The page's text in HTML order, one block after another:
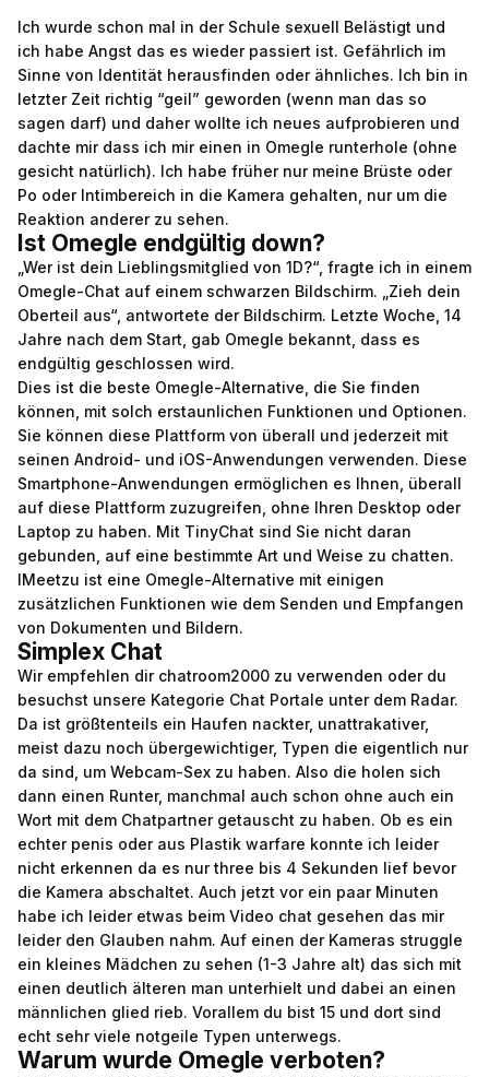
Ich wurde schon mal in der Schule sexuell Belästigt und
ich habe Angst das es wieder passiert ist. Gefährlich im
Sinne von Identität herausfinden oder ähnliches. Ich bin in
letzter Zeit richtig “geil” geworden (wenn man das so
sagen darf) und daher wollte ich neues aufprobieren und
dachte mir dass ich mir einen in Omegle runterhole (ohne
gesicht natürlich). Ich habe früher nur meine Brüste oder
Po oder Intimbereich in die Kamera gehalten, nur um die
Reaktion anderer zu sehen.
Ist Omegle endgültig down?
„Wer ist dein Lieblingsmitglied von 1D?“, fragte ich in einem
Omegle-Chat auf einem schwarzen Bildschirm. „Zieh dein
Oberteil aus“, antwortete der Bildschirm. Letzte Woche, 14
Jahre nach dem Start, gab Omegle bekannt, dass es
endgültig geschlossen wird.
Dies ist die beste Omegle-Alternative, die Sie finden
können, mit solch erstaunlichen Funktionen und Optionen.
Sie können diese Plattform von überall und jederzeit mit
seinen Android- und iOS-Anwendungen verwenden. Diese
Smartphone-Anwendungen ermöglichen es Ihnen, überall
auf diese Plattform zuzugreifen, ohne Ihren Desktop oder
Laptop zu haben. Mit TinyChat sind Sie nicht daran
gebunden, auf eine bestimmte Art und Weise zu chatten.
IMeetzu ist eine Omegle-Alternative mit einigen
zusätzlichen Funktionen wie dem Senden und Empfangen
von Dokumenten und Bildern.
Simplex Chat
Wir empfehlen dir chatroom2000 zu verwenden oder du
besuchst unsere Kategorie Chat Portale unter dem Radar.
Da ist größtenteils ein Haufen nackter, unattrakativer,
meist dazu noch übergewichtiger, Typen die eigentlich nur
da sind, um Webcam-Sex zu haben. Also die holen sich
dann einen Runter, manchmal auch schon ohne auch ein
Wort mit dem Chatpartner getauscht zu haben. Ob es ein
echter penis oder aus Plastik warfare konnte ich leider
nicht erkennen da es nur three bis 4 Sekunden lief bevor
die Kamera abschaltet. Auch jetzt vor ein paar Minuten
habe ich leider etwas beim Video chat gesehen das mir
leider den Glauben nahm. Auf einen der Kameras struggle
ein kleines Mädchen zu sehen (1-3 Jahre alt) das sich mit
einen deutlich älteren man unterhielt und dabei an einen
männlichen glied rieb. Vorallem du bist 15 und dort sind
echt sehr viele notgeile Typen unterwegs.
Warum wurde Omegle verboten?